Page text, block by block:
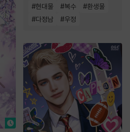
#현대물 #복수 #환생물
#다정남 #우정